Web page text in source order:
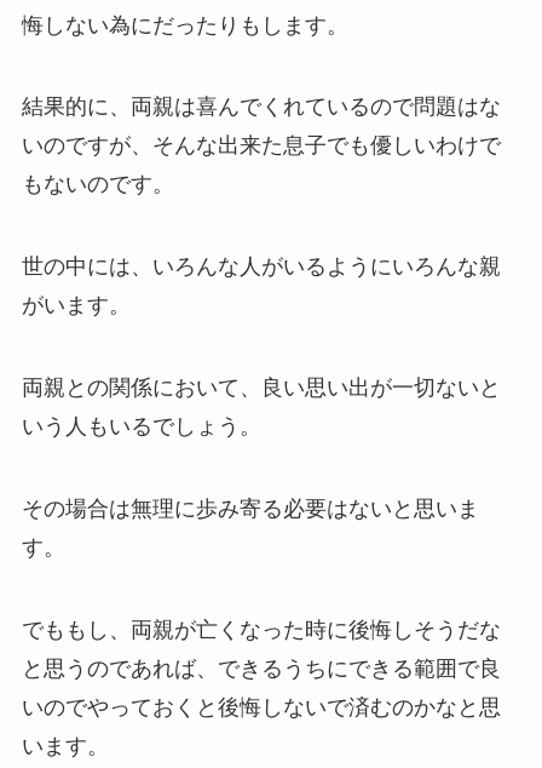
悔しない為にだったりもします。
結果的に、両親は喜んでくれているので問題はな
いのですが、そんな出来た息子でも優しいわけで
もないのです。
世の中には、いろんな人がいるようにいろんな親
がいます。
両親との関係において、良い思い出が一切ないと
いう人もいるでしょう。
その場合は無理に歩み寄る必要はないと思いま
す。
でももし、両親が亡くなった時に後悔しそうだな
と思うのであれば、できるうちにできる範囲で良
いのでやっておくと後悔しないで済むのかなと思
います。